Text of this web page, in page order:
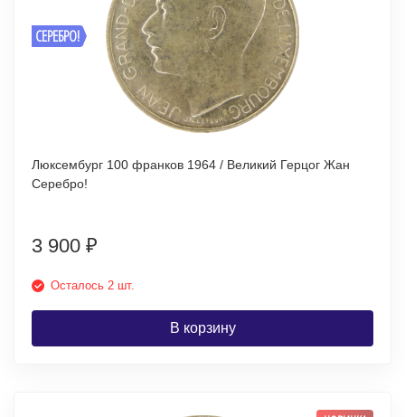
СЕРЕБРО!
Люксембург 100 франков 1964 / Великий Герцог Жан
Серебро!
3 900 ₽
Осталось 2 шт.
В корзину